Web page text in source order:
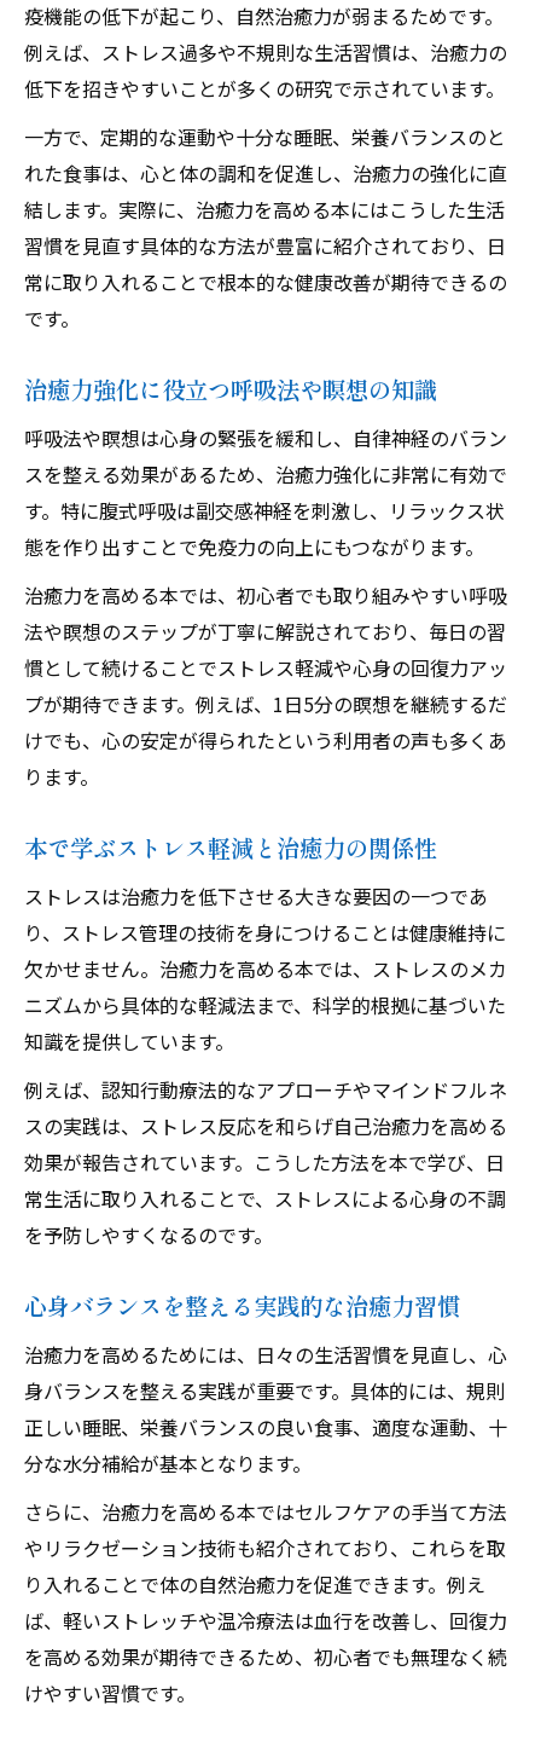
疫機能の低下が起こり、自然治癒力が弱まるためです。
例えば、ストレス過多や不規則な生活習慣は、治癒力の
低下を招きやすいことが多くの研究で示されています。
一方で、定期的な運動や十分な睡眠、栄養バランスのと
れた食事は、心と体の調和を促進し、治癒力の強化に直
結します。実際に、治癒力を高める本にはこうした生活
習慣を見直す具体的な方法が豊富に紹介されており、日
常に取り入れることで根本的な健康改善が期待できるの
です。
治癒力強化に役立つ呼吸法や瞑想の知識
呼吸法や瞑想は心身の緊張を緩和し、自律神経のバラン
スを整える効果があるため、治癒力強化に非常に有効で
す。特に腹式呼吸は副交感神経を刺激し、リラックス状
態を作り出すことで免疫力の向上にもつながります。
治癒力を高める本では、初心者でも取り組みやすい呼吸
法や瞑想のステップが丁寧に解説されており、毎日の習
慣として続けることでストレス軽減や心身の回復力アッ
プが期待できます。例えば、1日5分の瞑想を継続するだ
けでも、心の安定が得られたという利用者の声も多くあ
ります。
本で学ぶストレス軽減と治癒力の関係性
ストレスは治癒力を低下させる大きな要因の一つであ
り、ストレス管理の技術を身につけることは健康維持に
欠かせません。治癒力を高める本では、ストレスのメカ
ニズムから具体的な軽減法まで、科学的根拠に基づいた
知識を提供しています。
例えば、認知行動療法的なアプローチやマインドフルネ
スの実践は、ストレス反応を和らげ自己治癒力を高める
効果が報告されています。こうした方法を本で学び、日
常生活に取り入れることで、ストレスによる心身の不調
を予防しやすくなるのです。
心身バランスを整える実践的な治癒力習慣
治癒力を高めるためには、日々の生活習慣を見直し、心
身バランスを整える実践が重要です。具体的には、規則
正しい睡眠、栄養バランスの良い食事、適度な運動、十
分な水分補給が基本となります。
さらに、治癒力を高める本ではセルフケアの手当て方法
やリラクゼーション技術も紹介されており、これらを取
り入れることで体の自然治癒力を促進できます。例え
ば、軽いストレッチや温冷療法は血行を改善し、回復力
を高める効果が期待できるため、初心者でも無理なく続
けやすい習慣です。